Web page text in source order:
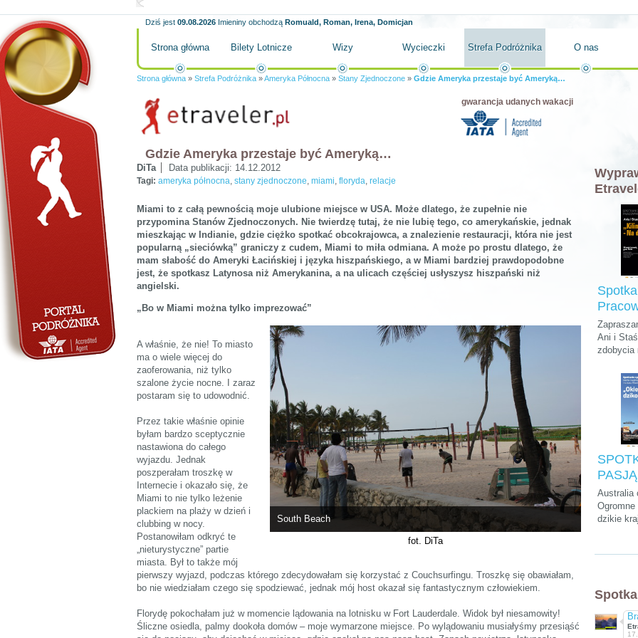
Dziś jest 09.08.2026 Imieniny obchodzą Romuald, Roman, Irena, Domicjan
Strona główna Bilety Lotnicze Wizy Wycieczki Strefa Podróżnika O nas
Strona główna » Strefa Podróżnika »Ameryka Północna » Stany Zjednoczone » Gdzie Ameryka przestaje być Ameryką…
gwarancja udanych wakacji
Gdzie Ameryka przestaje być Ameryką…
DiTa Data publikacji: 14.12.2012
Tagi: ameryka północna, stany zjednoczone, miami, floryda, relacje
Miami to z całą pewnością moje ulubione miejsce w USA. Może dlatego, że zupełnie nie
przypomina Stanów Zjednoczonych. Nie twierdzę tutaj, że nie lubię tego, co amerykańskie, jednak
mieszkając w Indianie, gdzie ciężko spotkać obcokrajowca, a znalezienie restauracji, która nie jest
popularną „sieciówką” graniczy z cudem, Miami to miła odmiana. A może po prostu dlatego, że
mam słabość do Ameryki Łacińskiej i języka hiszpańskiego, a w Miami bardziej prawdopodobne
jest, że spotkasz Latynosa niż Amerykanina, a na ulicach częściej usłyszysz hiszpański niż
angielski.
„Bo w Miami można tylko imprezować”
South Beach
fot. DiTa
A właśnie, że nie! To miasto
ma o wiele więcej do
zaoferowania, niż tylko
szalone życie nocne. I zaraz
postaram się to udowodnić.
Przez takie właśnie opinie
byłam bardzo sceptycznie
nastawiona do całego
wyjazdu. Jednak
poszperałam troszkę w
Internecie i okazało się, że
Miami to nie tylko leżenie
plackiem na plaży w dzień i
clubbing w nocy.
Postanowiłam odkryć te
„nieturystyczne” partie
miasta. Był to także mój
pierwszy wyjazd, podczas którego zdecydowałam się korzystać z Couchsurfingu. Troszkę się obawiałam,
bo nie wiedziałam czego się spodziewać, jednak mój host okazał się fantastycznym człowiekiem.
Florydę pokochałam już w momencie lądowania na lotnisku w Fort Lauderdale. Widok był niesamowity!
Śliczne osiedla, palmy dookoła domów – moje wymarzone miejsce. Po wylądowaniu musiałyśmy przesiąść
Ani i
zdobycia
parkach
na
Australia
dzikie
które
tylko
świecie.